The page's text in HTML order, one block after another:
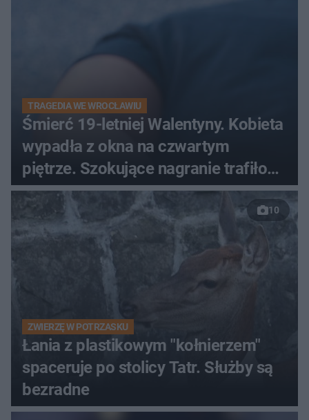
TRAGEDIA WE WROCŁAWIU
Śmierć 19-letniej Walentyny. Kobieta
wypadła z okna na czwartym
piętrze. Szokujące nagranie trafiło
do sieci
10
ZWIERZĘ W POTRZASKU
Łania z plastikowym "kołnierzem"
spaceruje po stolicy Tatr. Służby są
bezradne